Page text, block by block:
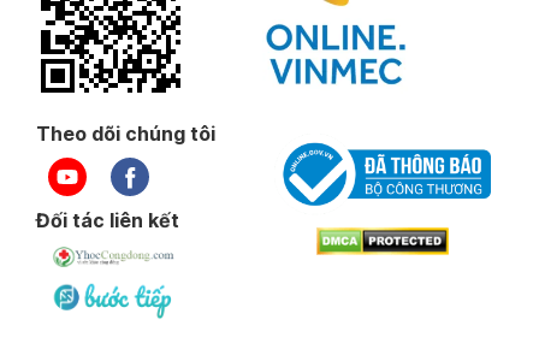
Theo dõi chúng tôi
Đối tác liên kết